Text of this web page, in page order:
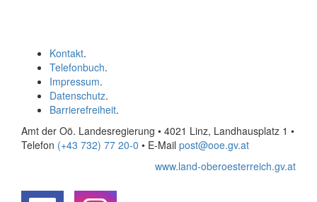
Kontakt.
Telefonbuch.
Impressum.
Datenschutz.
Barrierefreiheit.
Amt der Oö. Landesregierung • 4021 Linz, Landhausplatz 1 •
Telefon (+43 732) 77 20-0 • E-Mail post@ooe.gv.at
www.land-oberoesterreich.gv.at